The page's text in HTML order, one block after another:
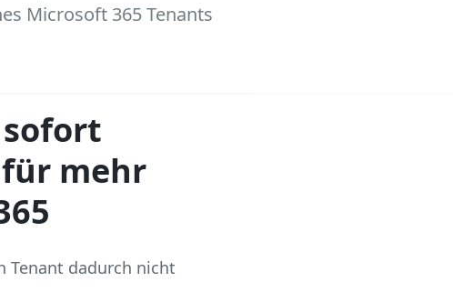
Microsoft 365 Tenants
mehr
Tenant dadurch nicht